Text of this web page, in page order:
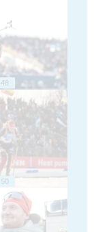
48
50